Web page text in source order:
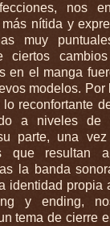
nos
nítida y
muy
ciertos
en el manga
modelos.
reconfortante
a niveles de
parte, una
que resultan
la banda
identidad propia
y ending,
tema de cierre